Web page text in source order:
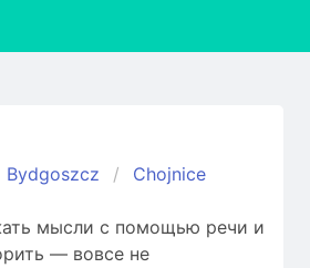
Bydgoszcz Chojnice
мысли с помощью речи и
— вовсе не